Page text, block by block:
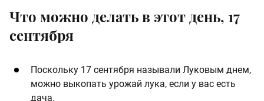
Что можно делать в этот день, 17
сентября
Поскольку 17 сентября называли Луковым днем,
можно выкопать урожай лука, если у вас есть
дача.